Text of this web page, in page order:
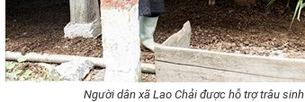
Người dân xã Lao Chải được hỗ trợ trâu